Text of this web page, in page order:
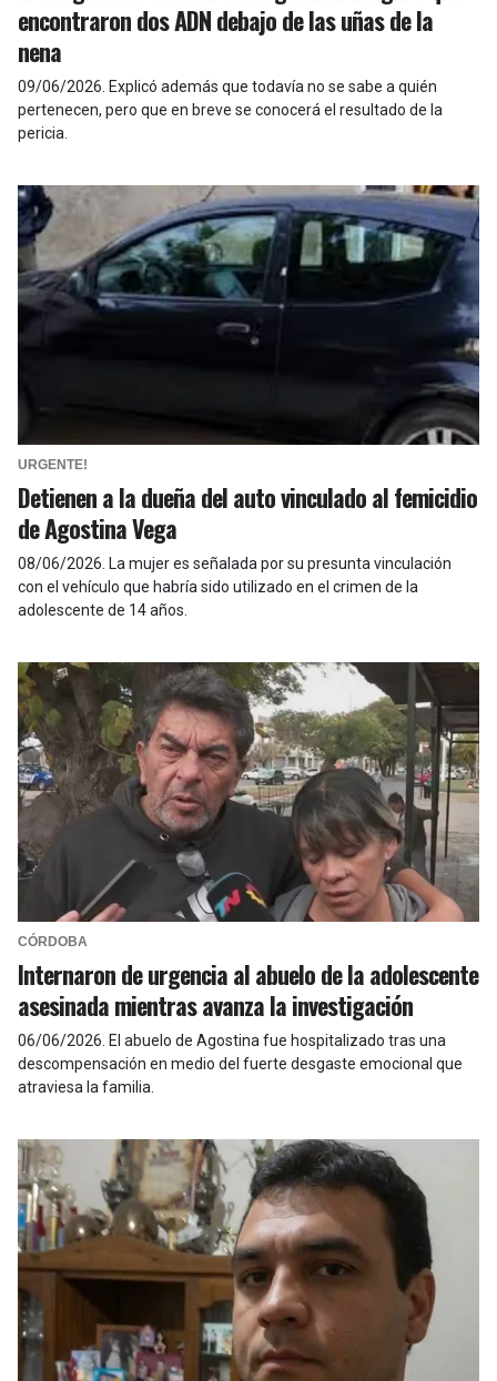
encontraron dos ADN debajo de las uñas de la
nena
09/06/2026 Explicó además que todavía no se sabe a quién
pertenecen, pero que en breve se conocerá el resultado de la
pericia.
URGENTE!
Detienen a la dueña del auto vinculado al femicidio
de Agostina Vega
08/06/2026 La mujer es señalada por su presunta vinculación
con el vehículo que habría sido utilizado en el crimen de la
adolescente de 14 años.
CÓRDOBA
Internaron de urgencia al abuelo de la adolescente
asesinada mientras avanza la investigación
06/06/2026 El abuelo de Agostina fue hospitalizado tras una
descompensación en medio del fuerte desgaste emocional que
atraviesa la familia.